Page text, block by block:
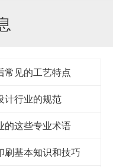
常见的工艺特点
计行业的规范
的这些专业术语
刷基本知识和技巧